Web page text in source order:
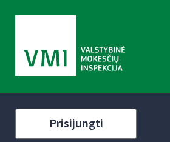
Prisijungti